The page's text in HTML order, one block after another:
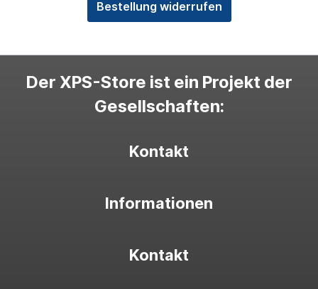
Bestellung widerrufen
Der XPS-Store ist ein Projekt der
Gesellschaften:
Kontakt
Informationen
Kontakt